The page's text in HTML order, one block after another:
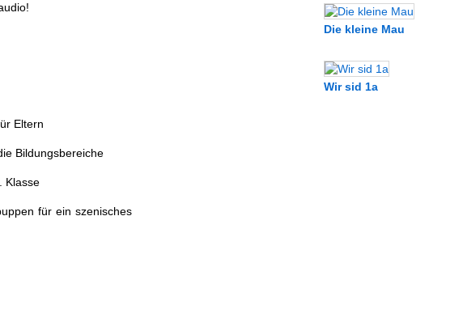
Eltern
Bildungsbereiche
Klasse
für ein szenisches
Die kleine Mau
Wir sid 1a